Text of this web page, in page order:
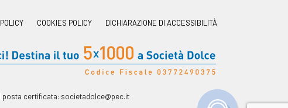
COOKIES POLICY DICHIARAZIONE DI ACCESSIBILITÀ
posta certificata: societadolce@pec.it